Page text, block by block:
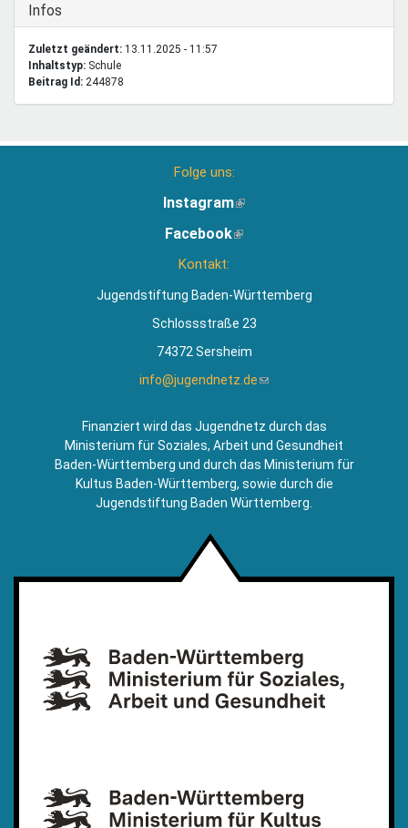
Ausblenden
Infos
Zuletzt geändert: 13.11.2025 - 11:57
Inhaltstyp:
schule
Beitrag Id: 244878
Folge uns:
Instagram(Link
extern)
Facebook(Link
Kontakt:
Jugendstiftung Baden-Württemberg
Schlossstraße 23
74372 Sersheim
info@jugendnetz.de(Link
Mail)
Finanziert wird das Jugendnetz durch das
Ministerium für Soziales, Arbeit und Gesundheit
Baden-Württemberg und durch das Ministerium für
Kultus Baden-Württemberg, sowie durch die
Jugendstiftung Baden Württemberg.